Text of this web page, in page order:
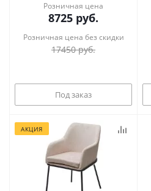
Розничная цена
8725 руб.
Розничная цена без скидки
17450руб.
Под заказ
АКЦИЯ